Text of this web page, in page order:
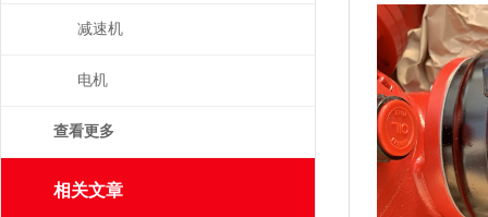
减速机
电机
查看更多
相关文章